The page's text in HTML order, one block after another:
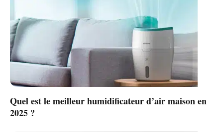
Quel est le meilleur humidificateur d’air maison en
2025 ?